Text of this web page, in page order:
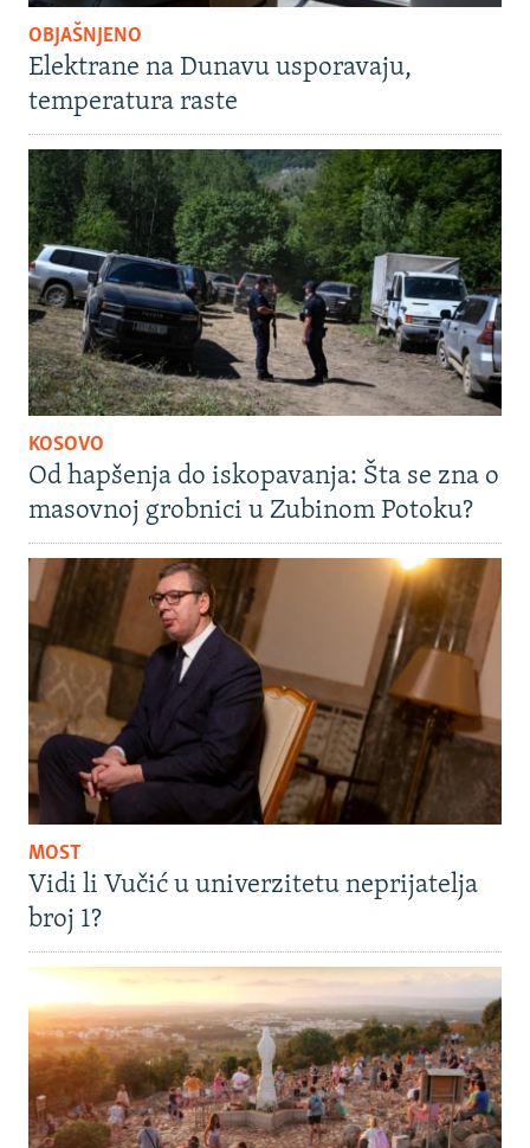
OBJAŠNJENO
Elektrane na Dunavu usporavaju,
temperatura raste
KOSOVO
Od hapšenja do iskopavanja: Šta se zna o
masovnoj grobnici u Zubinom Potoku?
MOST
Vidi li Vučić u univerzitetu neprijatelja
broj 1?